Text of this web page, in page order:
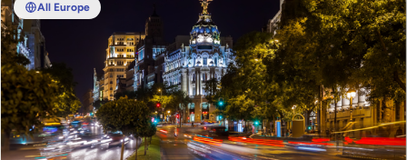
All Europe